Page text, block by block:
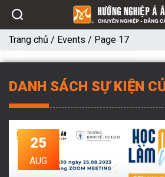
Trang chủ / Events / Page 17
DANH SÁCH SỰ KIỆN
25
AUG